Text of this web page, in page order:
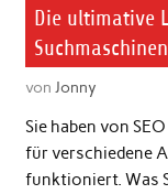
Die ultimative
von Jonny
Sie haben von
für verschiedene
funktioniert. Was